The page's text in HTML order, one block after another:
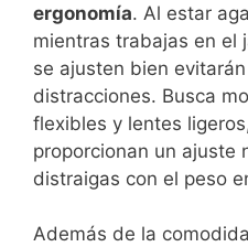
ergonomía. Al estar
mientras trabajas en el
se ajusten bien
distracciones. Busca
flexibles y lentes
proporcionan un ajuste
distraigas con el peso
Además de la